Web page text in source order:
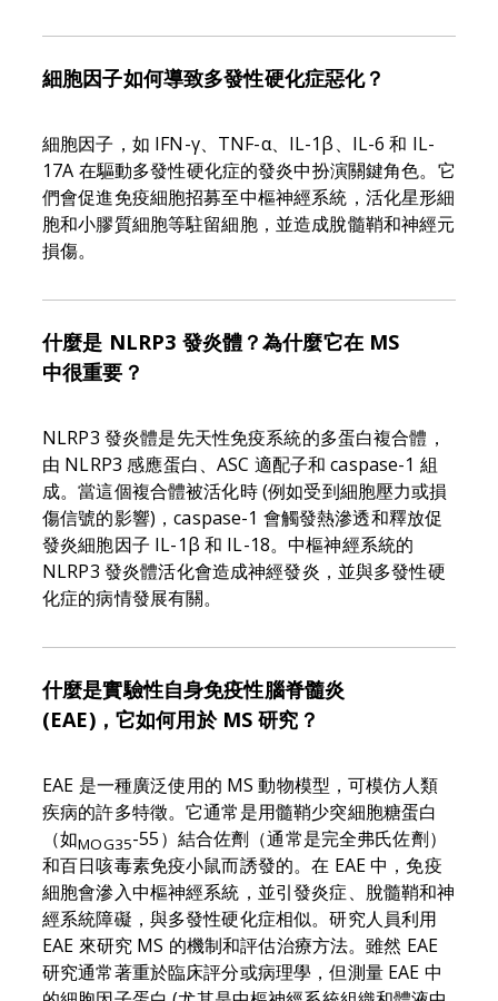
細胞因子如何導致多發性硬化症惡化？
細胞因子，如 IFN-γ、TNF-α、IL-1β、IL-6 和 IL-
17A 在驅動多發性硬化症的發炎中扮演關鍵角色。它
們會促進免疫細胞招募至中樞神經系統，活化星形細
胞和小膠質細胞等駐留細胞，並造成脫髓鞘和神經元
損傷。
什麼是 NLRP3 發炎體？為什麼它在 MS
中很重要？
NLRP3 發炎體是先天性免疫系統的多蛋白複合體，
由 NLRP3 感應蛋白、ASC 適配子和 caspase-1 組
成。當這個複合體被活化時 (例如受到細胞壓力或損
傷信號的影響)，caspase-1 會觸發熱滲透和釋放促
發炎細胞因子 IL-1β 和 IL-18。中樞神經系統的
NLRP3 發炎體活化會造成神經發炎，並與多發性硬
化症的病情發展有關。
什麼是實驗性自身免疫性腦脊髓炎
(EAE)，它如何用於 MS 研究？
EAE 是一種廣泛使用的 MS 動物模型，可模仿人類
疾病的許多特徵。它通常是用髓鞘少突細胞糖蛋白
（如MOG35-55）結合佐劑（通常是完全弗氏佐劑）
和百日咳毒素免疫小鼠而誘發的。在 EAE 中，免疫
細胞會滲入中樞神經系統，並引發炎症、脫髓鞘和神
經系統障礙，與多發性硬化症相似。研究人員利用
EAE 來研究 MS 的機制和評估治療方法。雖然 EAE
研究通常著重於臨床評分或病理學，但測量 EAE 中